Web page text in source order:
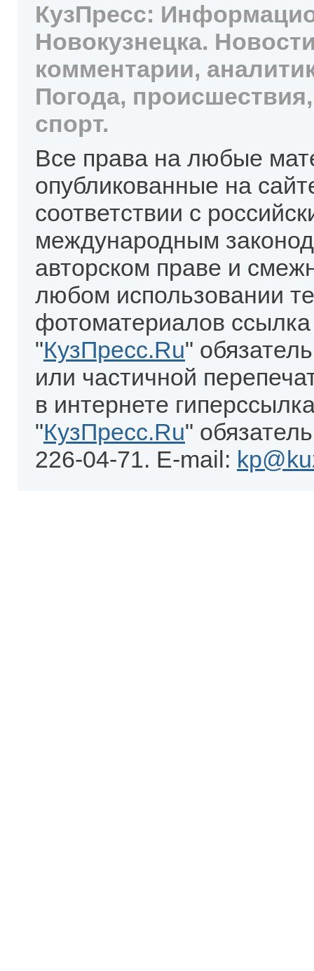
КузПресс:
Новокузнецка.
комментарии,
Погода,
спорт.
Все права на любые
опубликованные на
соответствии с
международным
авторском праве и
любом использовании
фотоматериалов
"КузПресс.Ru"
или частичной
в интернете
"КузПресс.Ru"
226-04-71. E-mail: